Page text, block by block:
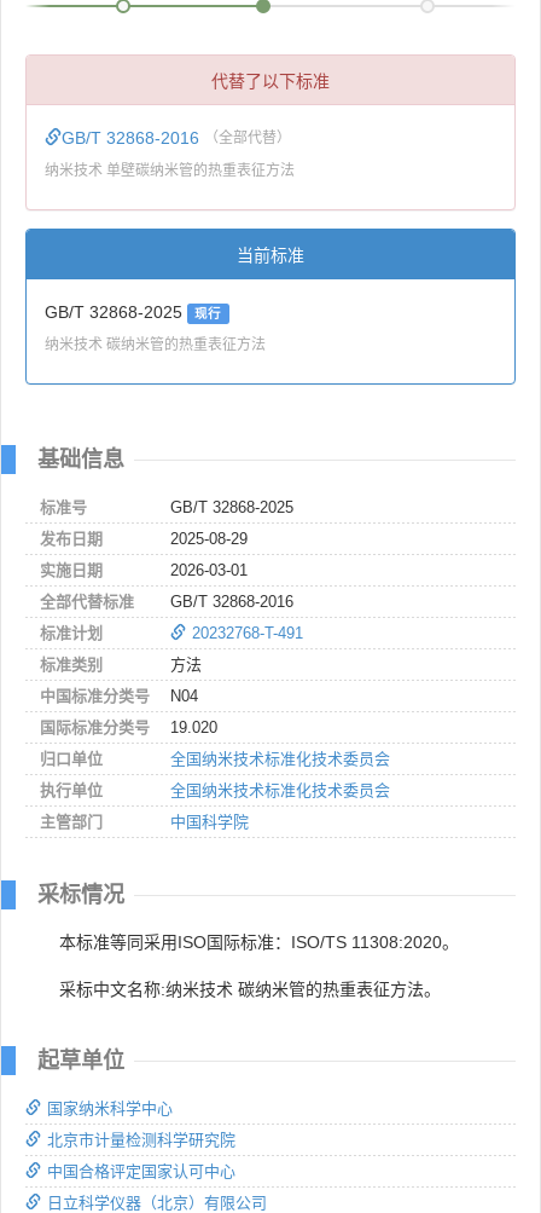
代替了以下标准
GB/T 32868-2016 （全部代替）
纳米技术 单壁碳纳米管的热重表征方法
当前标准
GB/T 32868-2025 现行
纳米技术 碳纳米管的热重表征方法
基础信息
标准号
GB/T 32868-2025
发布日期
2025-08-29
实施日期
2026-03-01
全部代替标准
GB/T 32868-2016
标准计划
20232768-T-491
标准类别
方法
中国标准分类号
N04
国际标准分类号
19.020
归口单位
全国纳米技术标准化技术委员会
执行单位
全国纳米技术标准化技术委员会
主管部门
中国科学院
采标情况
本标准等同采用ISO国际标准：ISO/TS 11308:2020。
采标中文名称:纳米技术 碳纳米管的热重表征方法。
起草单位
国家纳米科学中心
北京市计量检测科学研究院
中国合格评定国家认可中心
日立科学仪器（北京）有限公司